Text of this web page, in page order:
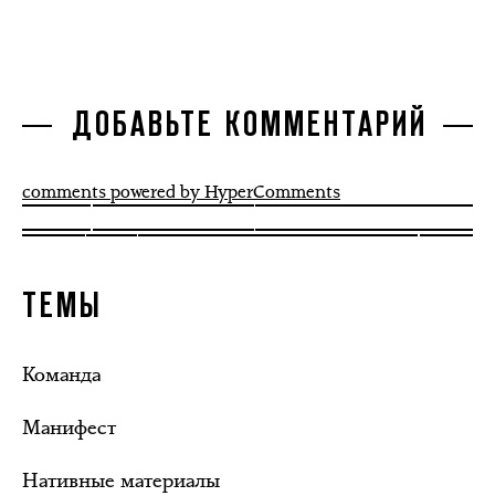
ДОБАВЬТЕ КОММЕНТАРИЙ
comments powered by HyperComments
ТЕМЫ
Команда
Манифест
Нативные материалы